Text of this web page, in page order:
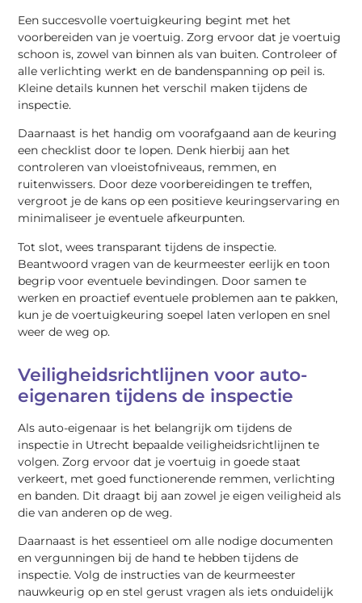
Een succesvolle voertuigkeuring begint met het
voorbereiden van je voertuig. Zorg ervoor dat je voertuig
schoon is, zowel van binnen als van buiten. Controleer of
alle verlichting werkt en de bandenspanning op peil is.
Kleine details kunnen het verschil maken tijdens de
inspectie.
Daarnaast is het handig om voorafgaand aan de keuring
een checklist door te lopen. Denk hierbij aan het
controleren van vloeistofniveaus, remmen, en
ruitenwissers. Door deze voorbereidingen te treffen,
vergroot je de kans op een positieve keuringservaring en
minimaliseer je eventuele afkeurpunten.
Tot slot, wees transparant tijdens de inspectie.
Beantwoord vragen van de keurmeester eerlijk en toon
begrip voor eventuele bevindingen. Door samen te
werken en proactief eventuele problemen aan te pakken,
kun je de voertuigkeuring soepel laten verlopen en snel
weer de weg op.
Veiligheidsrichtlijnen voor auto-
eigenaren tijdens de inspectie
Als auto-eigenaar is het belangrijk om tijdens de
inspectie in Utrecht bepaalde veiligheidsrichtlijnen te
volgen. Zorg ervoor dat je voertuig in goede staat
verkeert, met goed functionerende remmen, verlichting
en banden. Dit draagt bij aan zowel je eigen veiligheid als
die van anderen op de weg.
Daarnaast is het essentieel om alle nodige documenten
en vergunningen bij de hand te hebben tijdens de
inspectie. Volg de instructies van de keurmeester
nauwkeurig op en stel gerust vragen als iets onduidelijk